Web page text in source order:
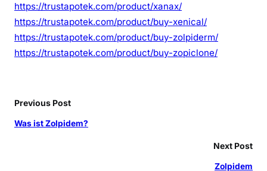
https://trustapotek.com/product/xanax/
https://trustapotek.com/product/buy-xenical/
https://trustapotek.com/product/buy-zolpiderm/
https://trustapotek.com/product/buy-zopiclone/
Previous Post
Was ist Zolpidem?
Next Post
Zolpidem